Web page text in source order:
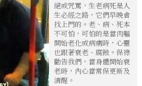
絕或咒罵，生老病死是人
生必經之路，它們早晚會
找上門的。老、病、死本
不可怕，可怕的是當肉軀
開始老化或病痛時，心靈
也跟著衰老、腐蝕。保祿
勸告我們，當身體開始衰
老時，內心當常保更新及
清醒。